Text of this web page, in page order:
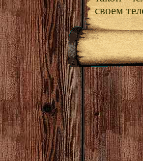
своем